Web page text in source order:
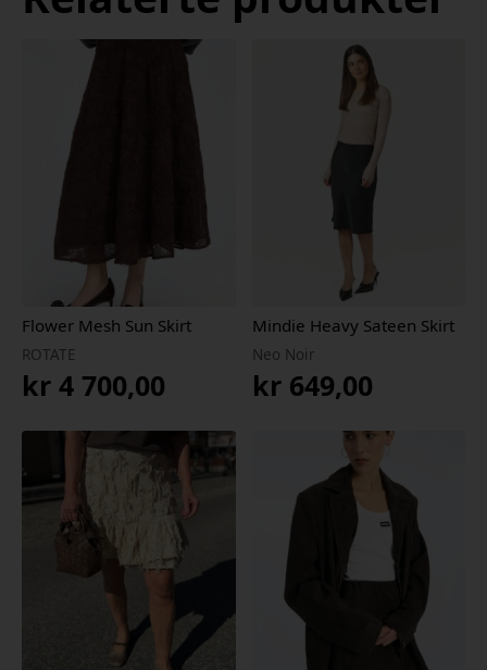
Flower Mesh Sun Skirt
ROTATE
kr 4 700,00
Mindie Heavy Sateen Skirt
Neo Noir
kr649,00